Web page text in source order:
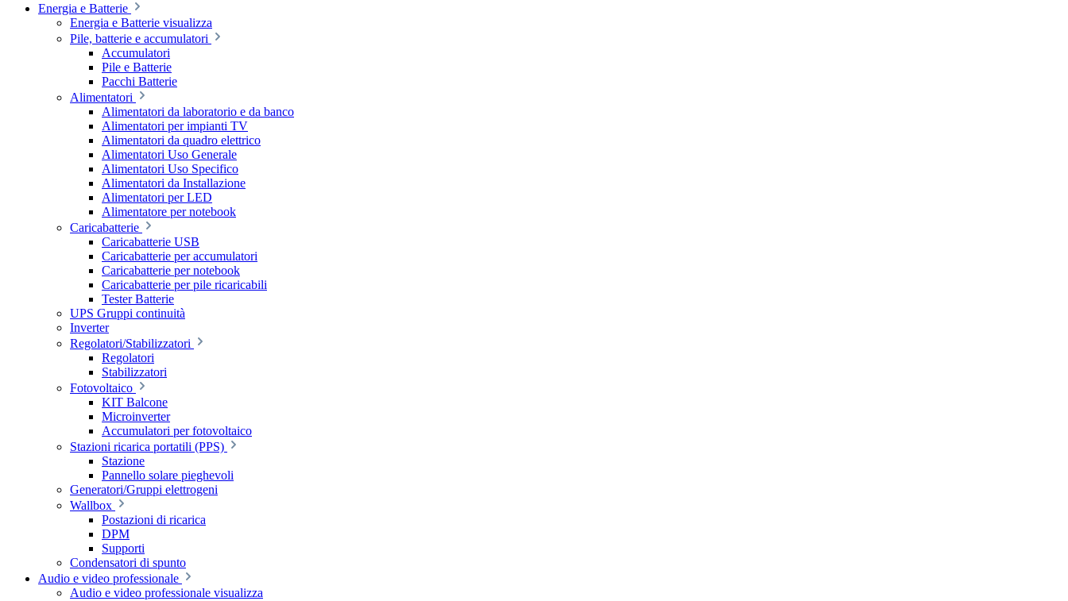
Energia e Batterie
Energia e Batterie visualizza
Pile, batterie e accumulatori
Accumulatori
Pile e Batterie
Pacchi Batterie
Alimentatori
Alimentatori da laboratorio e da banco
Alimentatori per impianti TV
Alimentatori da quadro elettrico
Alimentatori Uso Generale
Alimentatori Uso Specifico
Alimentatori da Installazione
Alimentatori per LED
Alimentatore per notebook
Caricabatterie
Caricabatterie USB
Caricabatterie per accumulatori
Caricabatterie per notebook
Caricabatterie per pile ricaricabili
Tester Batterie
UPS Gruppi continuità
Inverter
Regolatori/Stabilizzatori
Regolatori
Stabilizzatori
Fotovoltaico
KIT Balcone
Microinverter
Accumulatori per fotovoltaico
Stazioni ricarica portatili (PPS)
Stazione
Pannello solare pieghevoli
Generatori/Gruppi elettrogeni
Wallbox
Postazioni di ricarica
DPM
Supporti
Condensatori di spunto
Audio e video professionale
Audio e video professionale visualizza